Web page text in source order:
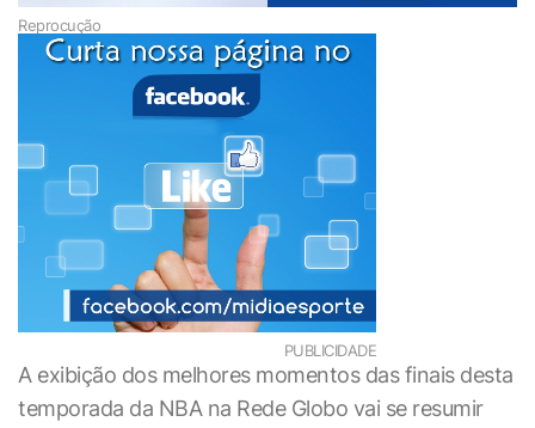
Reprocução
PUBLICIDADE
A exibição dos melhores momentos das finais desta
temporada da NBA na Rede Globo vai se resumir